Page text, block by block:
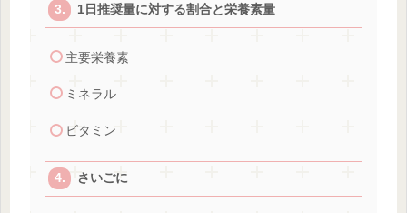
1日推奨量に対する割合と栄養素量
主要栄養素
ミネラル
ビタミン
さいごに